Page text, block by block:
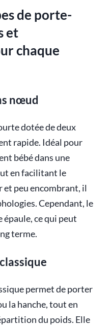
de porte-
et
chaque
nœud
dotée de deux
rapide. Idéal pour
bébé dans une
en facilitant le
et peu encombrant, il
Cependant, le
épaule, ce qui peut
terme.
permet de porter
la hanche, tout en
du poids. Elle